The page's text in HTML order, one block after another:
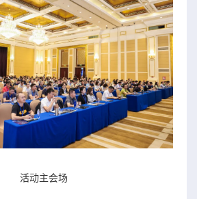
活动主会场